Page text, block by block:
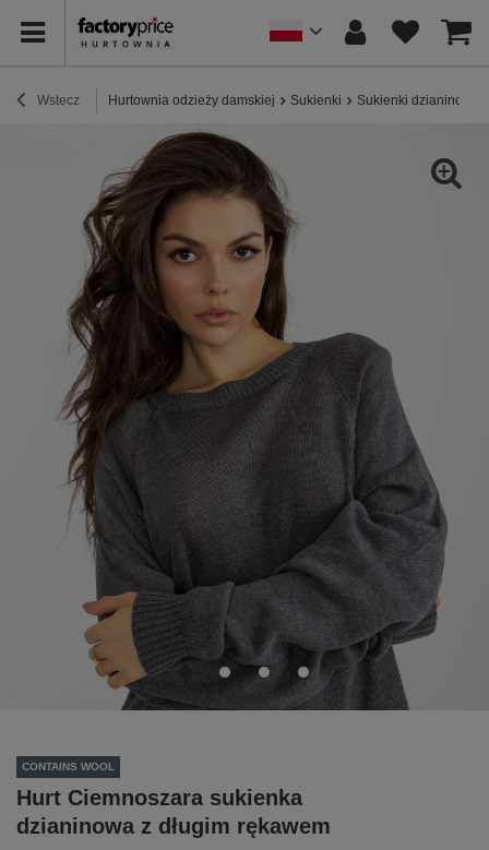
Wstecz Hurtownia odzieży damskiej Sukienki Sukienki dzianinowe
CONTAINS WOOL
Hurt Ciemnoszara sukienka
dzianinowa z długim rękawem